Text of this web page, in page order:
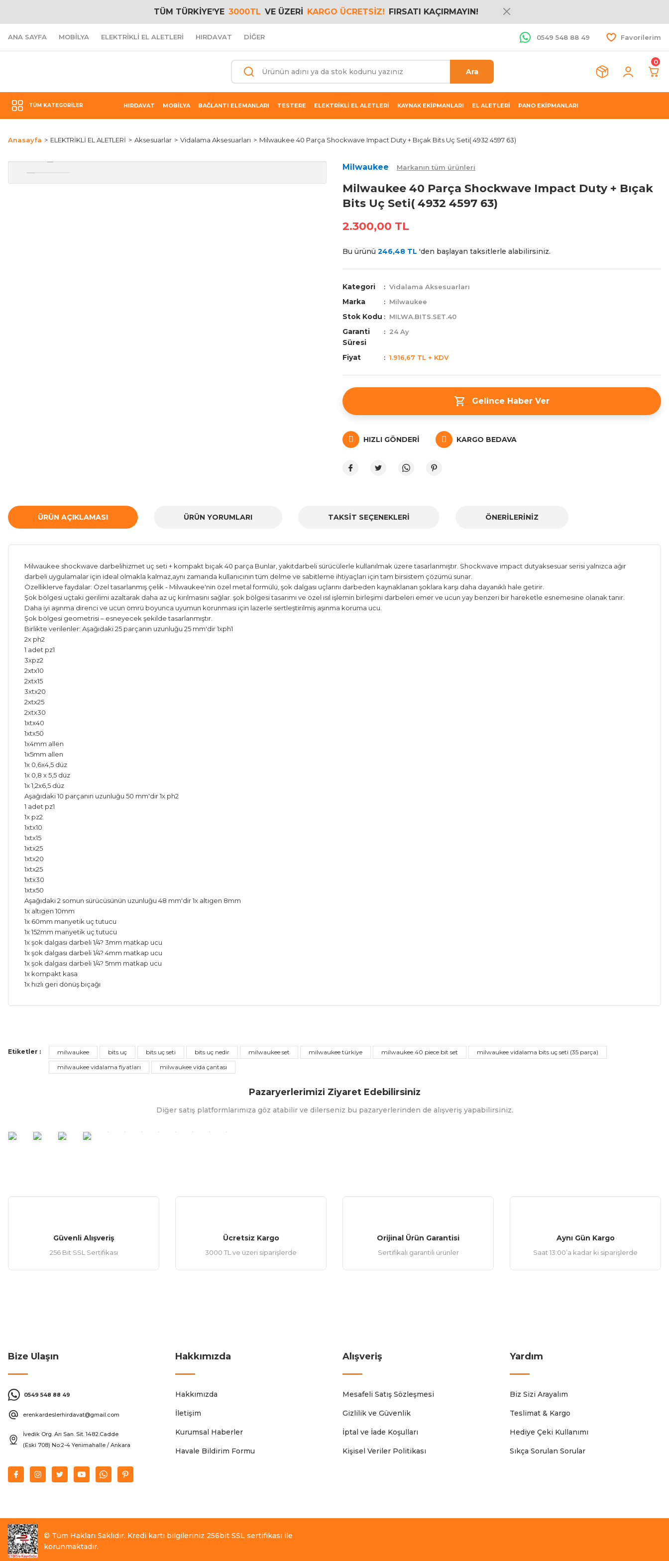
TÜM TÜRKİYE’YE 3000TL VE ÜZERİ KARGO ÜCRETSİZ! FIRSATI KAÇIRMAYIN!
ANA SAYFA MOBİLYA ELEKTRİKLİ EL ALETLERİ HIRDAVAT DİĞER 0549 548 88 49 Favorilerim
Ara
0
TÜM KATEGORILER HIRDAVAT MOBİLYA BAĞLANTI ELEMANLARI TESTERE ELEKTRİKLİ EL ALETLERİ KAYNAK EKİPMANLARI EL ALETLERİ PANO EKİPMANLARI
Anasayfa ELEKTRİKLİ EL ALETLERİ Aksesuarlar Vidalama Aksesuarları Milwaukee 40 Parça Shockwave Impact Duty + Bıçak Bits Uç Seti( 4932 4597 63)
Milwaukee Markanın tüm ürünleri
Milwaukee 40 Parça Shockwave Impact Duty + Bıçak
Bits Uç Seti( 4932 4597 63)
2.300,00 TL
Bu ürünü 246,48 TL 'den başlayan taksitlerle alabilirsiniz.
Kategori Vidalama Aksesuarları
Marka Milwaukee
Stok Kodu MILWA.BITS.SET.40
Garanti
Süresi
24 Ay
Fiyat 1.916,67 TL + KDV
Gelince Haber Ver
HIZLI GÖNDERI KARGO BEDAVA
ÜRÜN AÇIKLAMASI ÜRÜN YORUMLARI TAKSİT SEÇENEKLERİ ÖNERILERINIZ
Milwaukee shockwave darbelihizmet uç seti + kompakt bıçak 40 parça Bunlar, yakıtdarbeli sürücülerle kullanılmak üzere tasarlanmıştır. Shockwave ımpact dutyaksesuar serisi yalnızca ağır
darbeli uygulamalar için ideal olmakla kalmaz,aynı zamanda kullanıcının tüm delme ve sabitleme ihtiyaçları için tam birsistem çözümü sunar.
Özelliklerve faydalar: Özel tasarlanmış çelik - Milwaukee'nin özel metal formülü, şok dalgası uçlarını darbeden kaynaklanan şoklara karşı daha dayanıklı hale getirir.
Şok bölgesi uçtaki gerilimi azaltarak daha az uç kırılmasını sağlar. şok bölgesi tasarımı ve özel ısıl işlemin birleşimi darbeleri emer ve ucun yay benzeri bir hareketle esnemesine olanak tanır.
Daha iyi aşınma direnci ve ucun ömrü boyunca uyumun korunması için lazerle sertleştirilmiş aşınma koruma ucu.
Şok bölgesi geometrisi – esneyecek şekilde tasarlanmıştır.
Birlikte verilenler: Aşağıdaki 25 parçanın uzunluğu 25 mm'dir 1xph1
2x ph2
1 adet pz1
3xpz2
2xtx10
2xtx15
3xtx20
2xtx25
2xtx30
1xtx40
1xtx50
1x4mm allen
1x5mm allen
1x 0,6x4,5 düz
1x 0,8 x 5,5 düz
1x 1,2x6,5 düz
Aşağıdaki 10 parçanın uzunluğu 50 mm'dir 1x ph2
1 adet pz1
1x pz2
1xtx10
1xtx15
1xtx25
1xtx20
1xtx25
1xtx30
1xtx50
Aşağıdaki 2 somun sürücüsünün uzunluğu 48 mm'dir 1x altıgen 8mm
1x altıgen 10mm
1x 60mm manyetik uç tutucu
1x 152mm manyetik uç tutucu
1x şok dalgası darbeli 1/4? 3mm matkap ucu
1x şok dalgası darbeli 1/4? 4mm matkap ucu
1x şok dalgası darbeli 1/4? 5mm matkap ucu
1x kompakt kasa
1x hızlı geri dönüş bıçağı
Ürün resmi kalitesiz, bozuk veya görüntülenemiyor.
Etiketler : milwaukee bits uç bits uç seti bits uç nedir milwaukee set milwaukee türkiye milwaukee 40 piece bit set
milwaukee vidalama bits uç seti (35 parça)
milwaukee vidalama fiyatları
milwaukee vida çantası
Pazaryerlerimizi Ziyaret Edebilirsiniz
Diğer satış platformlarımıza göz atabilir ve dilerseniz bu pazaryerlerinden de alışveriş yapabilirsiniz.
Güvenli Alışveriş
256 Bit SSL Sertifikası
Ücretsiz Kargo
3000 TL ve üzeri siparişlerde
Orijinal Ürün Garantisi
Sertifikalı garantili ürünler
Aynı Gün Kargo
Saat 13:00’a kadar ki siparişlerde
Bize Ulaşın
0549 548 88 49
erenkardeslerhirdavat@gmail.com
İvedik Org. Arı San. Sit. 1482.Cadde
(Eski 708) No:2-4 Yenimahalle / Ankara
Hakkımızda
Hakkımızda
İletişim
Kurumsal Haberler
Havale Bildirim Formu
Alışveriş
Mesafeli Satış Sözleşmesi
Gizlilik ve Güvenlik
İptal ve İade Koşulları
Kişisel Veriler Politikası
Yardım
Biz Sizi Arayalım
Teslimat & Kargo
Hediye Çeki Kullanımı
Sıkça Sorulan Sorular
© Tüm Hakları Saklıdır. Kredi kartı bilgileriniz 256bit SSL sertifikası ile
korunmaktadır.